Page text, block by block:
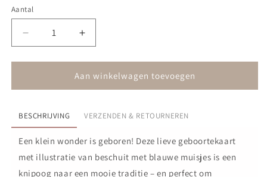
Aantal
Aantal
verlagen
voor
-
little
one
-
jongen
Aantal
verhogen
voor
Kaart
-
little
-
jongen
Aan winkelwagen toevoegen
BESCHRIJVING VERZENDEN & RETOURNEREN
Een klein wonder is geboren! Deze lieve geboortekaart
met illustratie van beschuit met blauwe muisjes is een
knipoog naar een mooie traditie – en perfect om